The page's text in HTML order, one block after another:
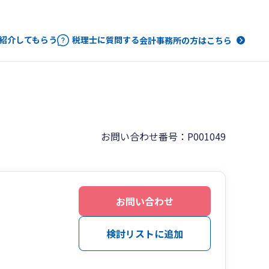
介してもらう 税理士に質問する会計事務所の方はこちら
お問い合わせ番号：P001049
お問い合わせ
検討リストに追加